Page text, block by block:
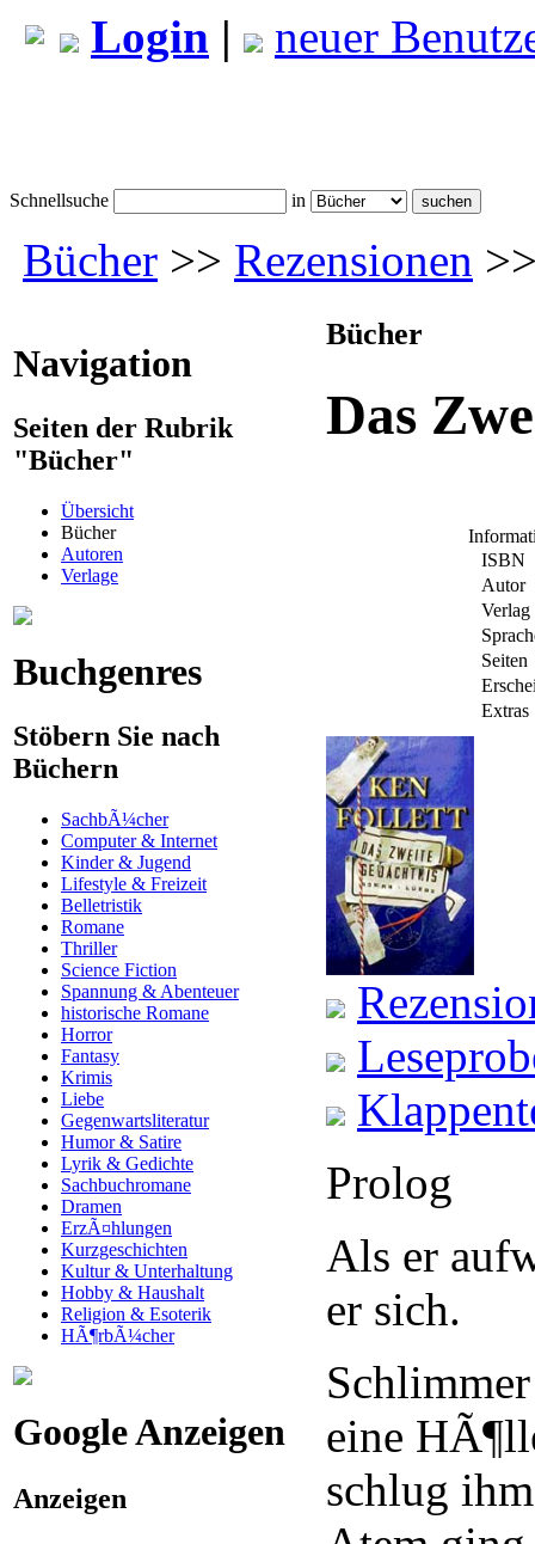
Login | neuer
Schnellsuche in
Bücher >> Rezensionen
Navigation
Seiten der Rubrik
"Bücher"
Übersicht
Bücher
Autoren
Verlage
Buchgenres
Stöbern Sie nach
Büchern
SachbÃ¼cher
Computer & Internet
Kinder & Jugend
Lifestyle & Freizeit
Belletristik
Romane
Thriller
Science Fiction
Spannung & Abenteuer
historische Romane
Horror
Fantasy
Krimis
Liebe
Gegenwartsliteratur
Humor & Satire
Lyrik & Gedichte
Sachbuchromane
Dramen
ErzÃ¤hlungen
Kurzgeschichten
Kultur & Unterhaltung
Hobby & Haushalt
Religion & Esoterik
HÃ¶rbÃ¼cher
Google Anzeigen
Anzeigen
Bücher
Das
ISBN
Autor
Verlag
Seiten
Extras
Prolog
Als er
er sich.
eine
schlug